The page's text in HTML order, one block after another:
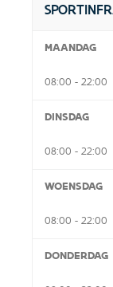
MAANDAG
08:00 - 22:00
DINSDAG
08:00 - 22:00
WOENSDAG
08:00 - 22:00
DONDERDAG